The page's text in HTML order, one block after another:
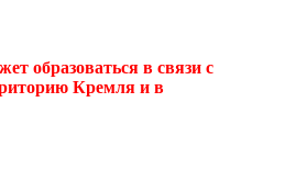
образоваться в связи с
Кремля и в